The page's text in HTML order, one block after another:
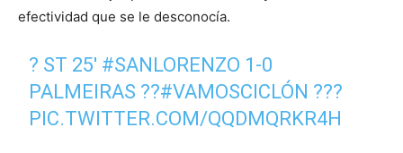
efectividad que se le desconocía.
? ST 25' #SANLORENZO 1-0
PALMEIRAS ??#VAMOSCICLÓN ???
PIC.TWITTER.COM/QQDMQRKR4H